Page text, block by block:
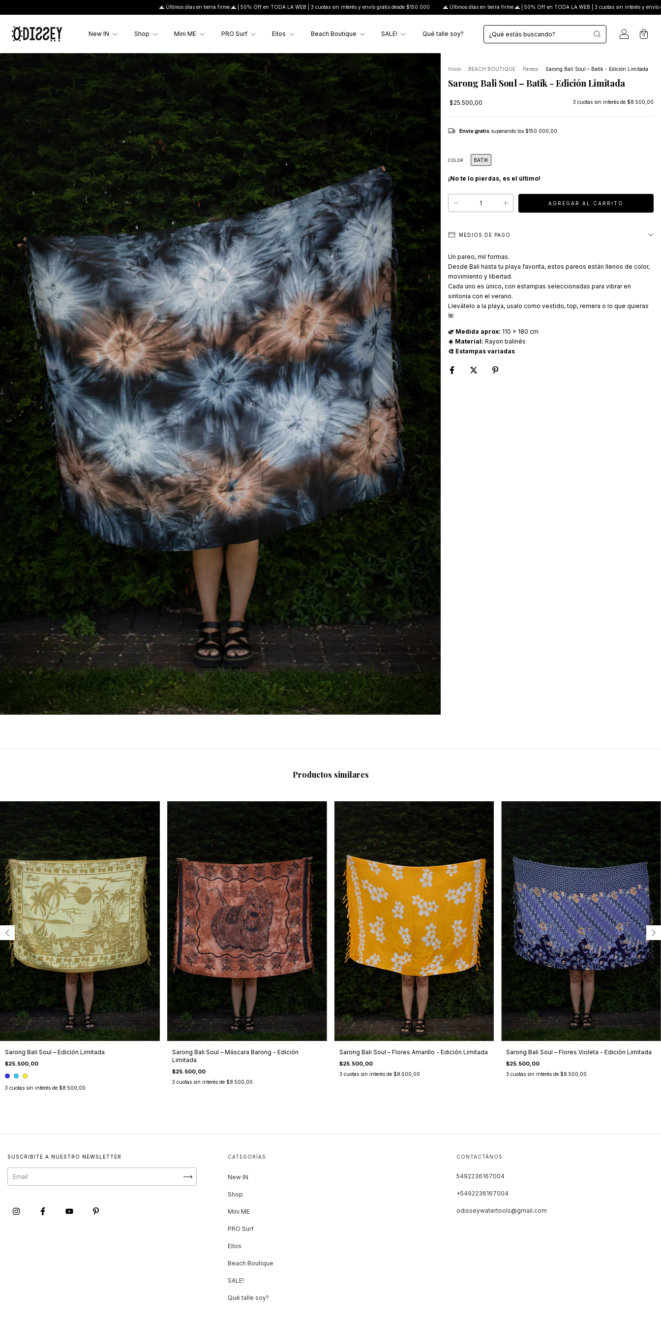
🌊 Últimos días en tierra firme 🌊 | 50% Off en TODA LA WEB | 3 cuotas sin interés y envío gratis desde $150.000 🌊 Últimos días en tierra firme 🌊 | 50% Off en TODA LA WEB | 3 cuotas sin interés y envío gratis desde $150.000
New IN Shop Mini ME PRO Surf Ellos Beach Boutique SALE! Qué talle soy? 0
Inicio BEACH BOUTIQUE Pareos Sarong Bali Soul – Batik - Edición Limitada
Sarong Bali Soul – Batik - Edición Limitada
$25.500,00 3 cuotas sin interés de $8.500,00
Envío gratis superando los $150.000,00
COLOR BATIK
¡No te lo pierdas, es el último!
MEDIOS DE PAGO
Un pareo, mil formas.
Desde Bali hasta tu playa favorita, estos pareos están llenos de color,
movimiento y libertad.
Cada uno es único, con estampas seleccionadas para vibrar en
sintonía con el verano.
Llevátelo a la playa, usalo como vestido, top, remera o lo que quieras
🌺
🌿 Medida aprox: 110 x 180 cm
☀️ Material: Rayon balinés
🎨 Estampas variadas
Productos similares
Sarong Bali Soul – Edición Limitada
$25.500,00
3 cuotas sin interés de $8.500,00
Sarong Bali Soul – Máscara Barong - Edición
Limitada
$25.500,00
3 cuotas sin interés de $8.500,00
Sarong Bali Soul – Flores Amarillo - Edición Limitada
$25.500,00
3 cuotas sin interés de $8.500,00
Sarong Bali Soul – Flores Violeta - Edición Limitada
$25.500,00
3 cuotas sin interés de $8.500,00
SUSCRIBITE A NUESTRO NEWSLETTER CATEGORÍAS
New IN
Shop
Mini ME
PRO Surf
Ellos
Beach Boutique
SALE!
Qué talle soy?
CONTACTÁNOS
5492236167004
+5492236167004
odisseywatertools@gmail.com